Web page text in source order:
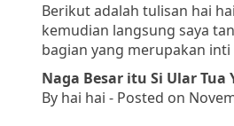
Berikut adalah tulisan hai
kemudian langsung saya
bagian yang merupakan
Naga Besar itu Si Ular
By hai hai - Posted on